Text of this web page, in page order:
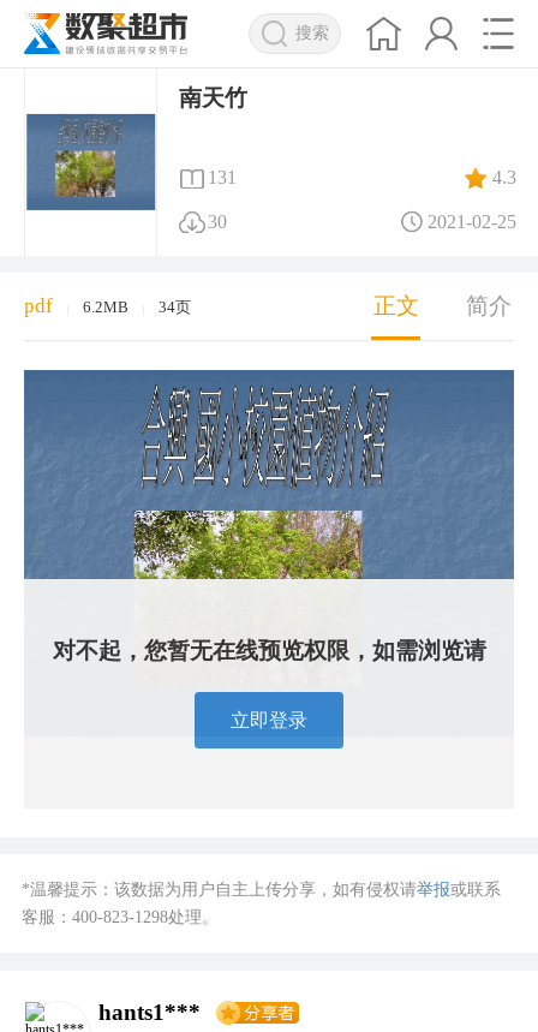
搜索
南天竹
131 4.3
30 2021-02-25
pdf 6.2MB 34页 正文 简介
对不起，您暂无在线预览权限，如需浏览请
立即登录
*温馨提示：该数据为用户自主上传分享，如有侵权请举报或联系
客服： 400-823-1298处理。
hants1***